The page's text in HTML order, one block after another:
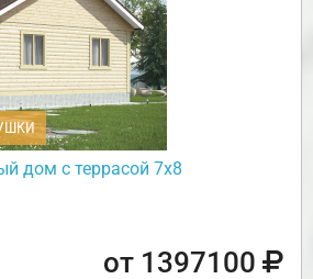
дом с террасой 7х8
от 1397100